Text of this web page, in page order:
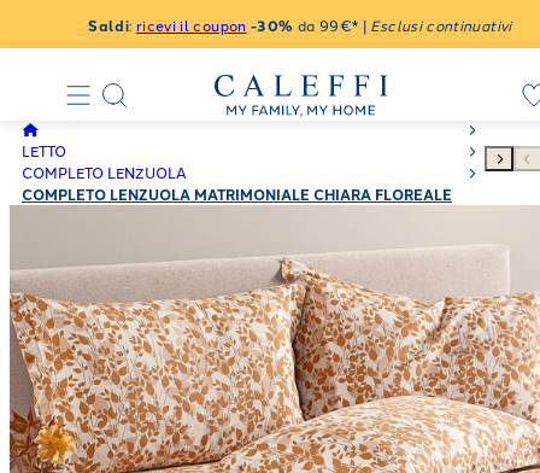
Saldi: ricevi il coupon -30% da 99€* | Esclusi continuativi
LETTO
COMPLETO LENZUOLA
COMPLETO LENZUOLA MATRIMONIALE CHIARA FLOREALE